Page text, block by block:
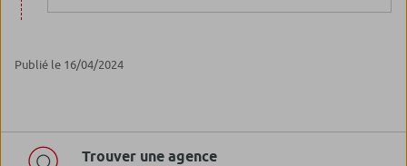
Publié le 16/04/2024
Trouver une agence